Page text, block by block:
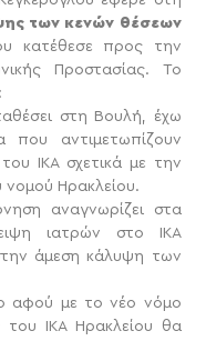
των κενών θέσεων
κατέθεσε προς την
Προστασίας. Το
στη Βουλή, έχω
που αντιμετωπίζουν
ΙΚΑ σχετικά με την
νομού Ηρακλείου.
αναγνωρίζει στα
ιατρών στο ΙΚΑ
άμεση κάλυψη των
αφού με το νέο νόμο
του ΙΚΑ Ηρακλείου θα